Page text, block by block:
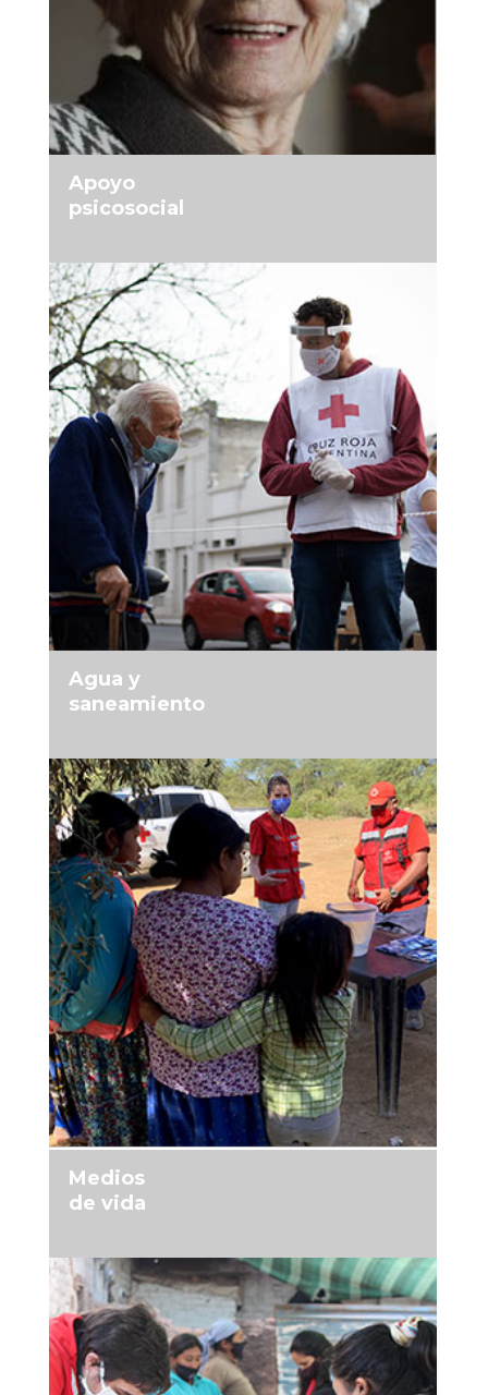
Apoyo
psicosocial
MÁS INFORMACIÓN
Agua y
saneamiento
MÁS INFORMACIÓN
Medios
de vida